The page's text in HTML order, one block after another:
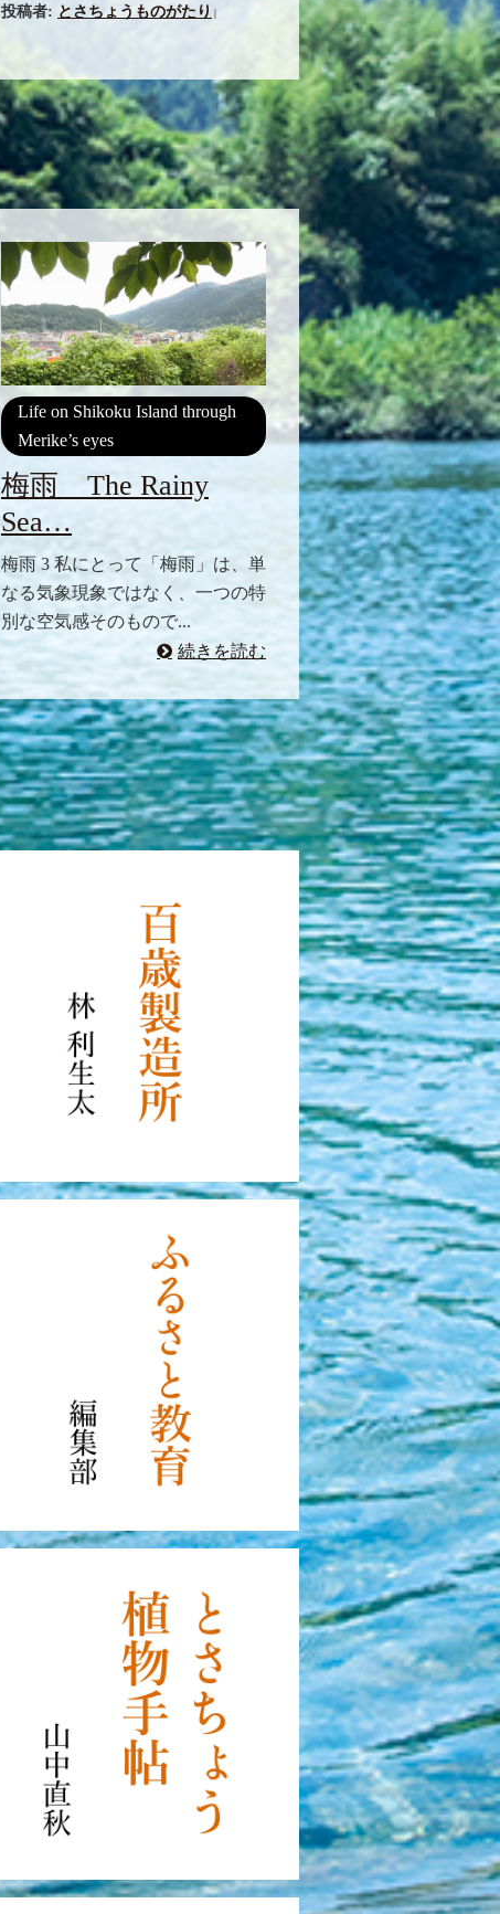
投稿者: とさちょうものがたり
Life on Shikoku Island through
Merike’s eyes
梅雨 The Rainy
Sea…
梅雨 3 私にとって「梅雨」は、単
なる気象現象ではなく、一つの特
別な空気感そのもので...
続きを読む